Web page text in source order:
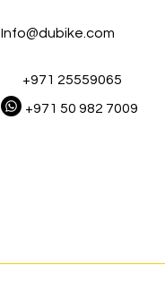
Info@dubike.com
+971 25559065
+971 50 982 7009